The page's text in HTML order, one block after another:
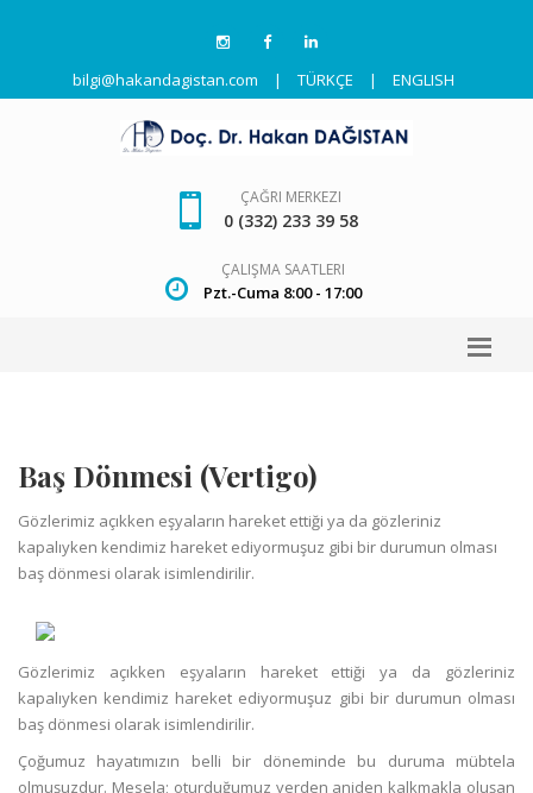
bilgi@hakandagistan.com | TÜRKÇE | ENGLISH
ÇAĞRI MERKEZI
0 (332) 233 39 58
ÇALIŞMA SAATLERI
Pzt.-Cuma 8:00 - 17:00
Baş Dönmesi (Vertigo)
Gözlerimiz açıkken eşyaların hareket ettiği ya da gözleriniz
kapalıyken kendimiz hareket ediyormuşuz gibi bir durumun olması
baş dönmesi olarak isimlendirilir.
Gözlerimiz açıkken eşyaların hareket ettiği ya da gözleriniz
kapalıyken kendimiz hareket ediyormuşuz gibi bir durumun olması
baş dönmesi olarak isimlendirilir.
Çoğumuz hayatımızın belli bir döneminde bu duruma mübtela
olmuşuzdur. Mesela; oturduğumuz yerden aniden kalkmakla oluşan